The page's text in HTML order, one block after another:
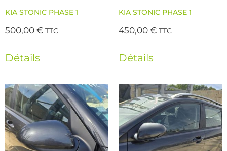
KIA STONIC PHASE 1
500,00€ TTC
Détails
KIA STONIC PHASE 1
450,00€ TTC
Détails